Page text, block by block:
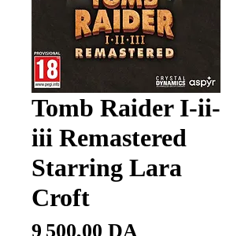
Tomb Raider I-ii-
iii Remastered
Starring Lara
Croft
9 500,00 DA